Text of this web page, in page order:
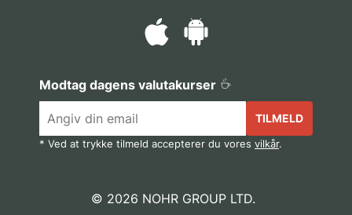
Modtag dagens valutakurser
TILMELD
* Ved at trykke tilmeld accepterer du vores vilkår.
© 2026 NOHR GROUP LTD.